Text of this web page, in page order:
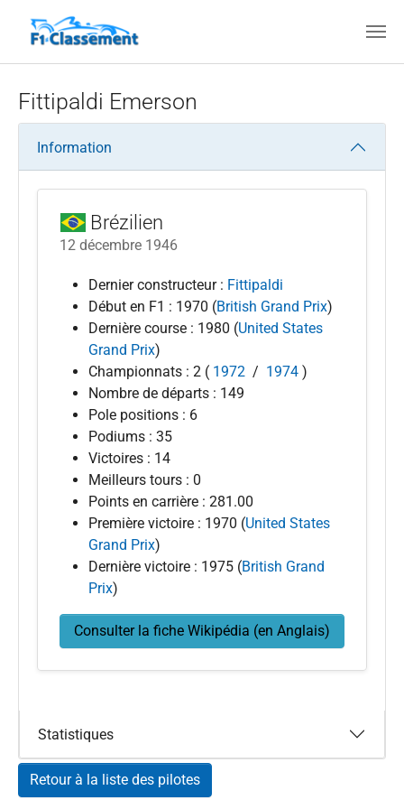
Fittipaldi Emerson
Information
Brézilien
12 décembre 1946
Dernier constructeur : Fittipaldi
Début en F1 : 1970 (British Grand Prix)
Dernière course : 1980 (United States
Grand Prix)
Championnats : 2 ( 1972 / 1974 )
Nombre de départs : 149
Pole positions : 6
Podiums : 35
Victoires : 14
Meilleurs tours : 0
Points en carrière : 281.00
Première victoire : 1970 (United States
Grand Prix)
Dernière victoire : 1975 (British Grand
Prix)
Consulter la fiche Wikipédia (en Anglais)
Statistiques
Retour à la liste des pilotes